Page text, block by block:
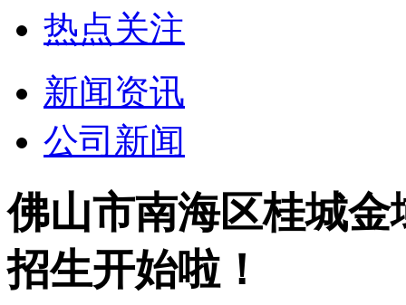
热点关注
新闻资讯
公司新闻
佛山市南海区桂城金
招生开始啦！